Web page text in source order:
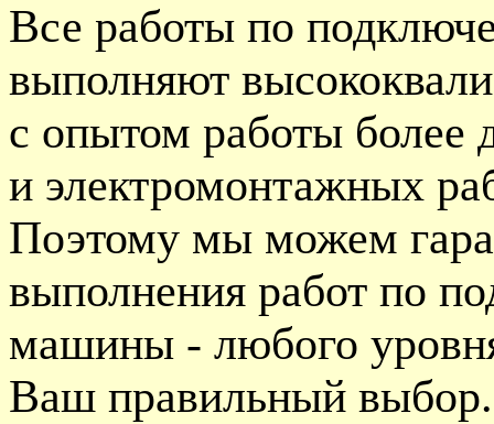
Все работы по
выполняют
с опытом работы более
и электромонтажных
Поэтому мы можем
выполнения работ по
машины - любого
Ваш правильный выбор.